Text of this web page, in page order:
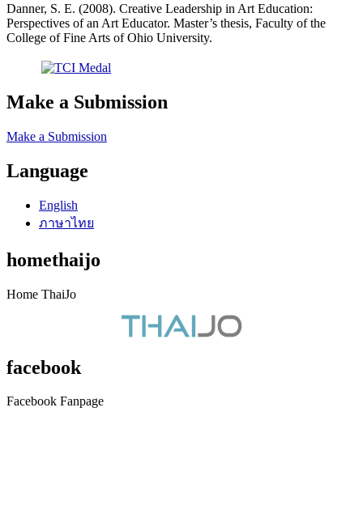
Danner, S. E. (2008). Creative Leadership in Art Education:
Perspectives of an Art Educator. Master’s thesis, Faculty of the
College of Fine Arts of Ohio University.
Make a Submission
Make a Submission
Language
English
ภาษาไทย
homethaijo
Home ThaiJo
facebook
Facebook Fanpage